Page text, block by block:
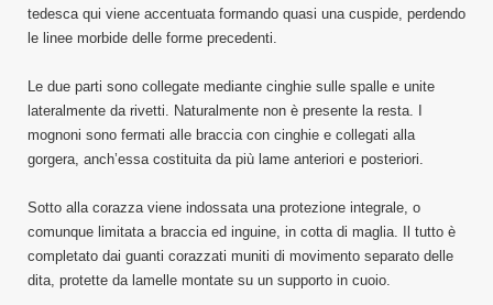
tedesca qui viene accentuata formando quasi una cuspide, perdendo
le linee morbide delle forme precedenti.
Le due parti sono collegate mediante cinghie sulle spalle e unite
lateralmente da rivetti. Naturalmente non è presente la resta. I
mognoni sono fermati alle braccia con cinghie e collegati alla
gorgera, anch’essa costituita da più lame anteriori e posteriori.
Sotto alla corazza viene indossata una protezione integrale, o
comunque limitata a braccia ed inguine, in cotta di maglia. Il tutto è
completato dai guanti corazzati muniti di movimento separato delle
dita, protette da lamelle montate su un supporto in cuoio.